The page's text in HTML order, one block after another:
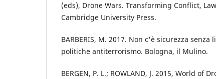
(eds), Drone Wars. Transforming Conflict,
Cambridge University Press.
BARBERIS, M. 2017. Non c'è sicurezza
politiche antiterrorismo. Bologna, il Mulino.
BERGEN, P. L.; ROWLAND, J. 2015, World of